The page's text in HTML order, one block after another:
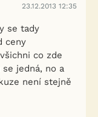
23.12.2013 12:35
se tady
ceny
co zde
jedná, no a
není stejně